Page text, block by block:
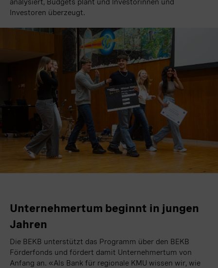
analysiert, Budgets plant und Investorinnen und
Investoren überzeugt.
Unternehmertum beginnt in jungen
Jahren
Die BEKB unterstützt das Programm über den BEKB
Förderfonds und fördert damit Unternehmertum von
Anfang an. «Als Bank für regionale KMU wissen wir, wie